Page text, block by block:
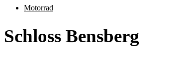
Motorrad
Schloss Bensberg